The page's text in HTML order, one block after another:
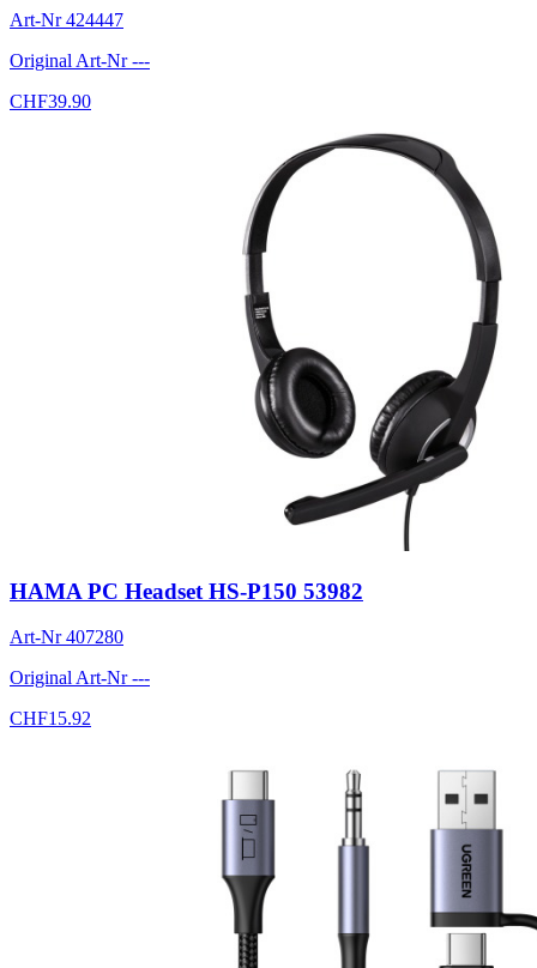
Art-Nr424447
Original Art-Nr---
CHF39.90
HAMA PC Headset HS-P150 53982
Art-Nr407280
Original Art-Nr---
CHF15.92